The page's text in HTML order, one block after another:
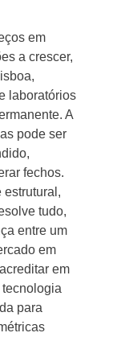
em
a crescer,
laboratórios
A
pode ser
fechos.
estrutural,
tudo,
entre um
em
em
para